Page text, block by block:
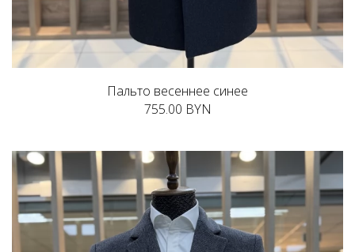
Пальто весеннее синее
755.00 BYN